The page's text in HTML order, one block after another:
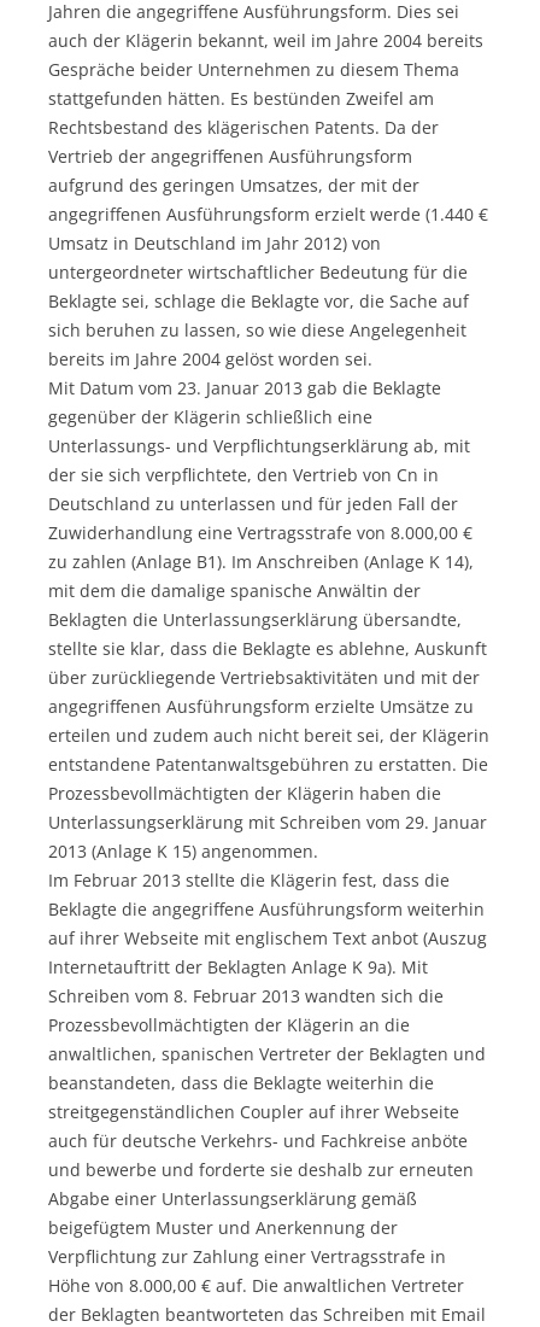
Jahren die angegriffene Ausführungsform. Dies sei
auch der Klägerin bekannt, weil im Jahre 2004 bereits
Gespräche beider Unternehmen zu diesem Thema
stattgefunden hätten. Es bestünden Zweifel am
Rechtsbestand des klägerischen Patents. Da der
Vertrieb der angegriffenen Ausführungsform
aufgrund des geringen Umsatzes, der mit der
angegriffenen Ausführungsform erzielt werde (1.440 €
Umsatz in Deutschland im Jahr 2012) von
untergeordneter wirtschaftlicher Bedeutung für die
Beklagte sei, schlage die Beklagte vor, die Sache auf
sich beruhen zu lassen, so wie diese Angelegenheit
bereits im Jahre 2004 gelöst worden sei.
Mit Datum vom 23. Januar 2013 gab die Beklagte
gegenüber der Klägerin schließlich eine
Unterlassungs- und Verpflichtungserklärung ab, mit
der sie sich verpflichtete, den Vertrieb von Cn in
Deutschland zu unterlassen und für jeden Fall der
Zuwiderhandlung eine Vertragsstrafe von 8.000,00 €
zu zahlen (Anlage B1). Im Anschreiben (Anlage K 14),
mit dem die damalige spanische Anwältin der
Beklagten die Unterlassungserklärung übersandte,
stellte sie klar, dass die Beklagte es ablehne, Auskunft
über zurückliegende Vertriebsaktivitäten und mit der
angegriffenen Ausführungsform erzielte Umsätze zu
erteilen und zudem auch nicht bereit sei, der Klägerin
entstandene Patentanwaltsgebühren zu erstatten. Die
Prozessbevollmächtigten der Klägerin haben die
Unterlassungserklärung mit Schreiben vom 29. Januar
2013 (Anlage K 15) angenommen.
Im Februar 2013 stellte die Klägerin fest, dass die
Beklagte die angegriffene Ausführungsform weiterhin
auf ihrer Webseite mit englischem Text anbot (Auszug
Internetauftritt der Beklagten Anlage K 9a). Mit
Schreiben vom 8. Februar 2013 wandten sich die
Prozessbevollmächtigten der Klägerin an die
anwaltlichen, spanischen Vertreter der Beklagten und
beanstandeten, dass die Beklagte weiterhin die
streitgegenständlichen Coupler auf ihrer Webseite
auch für deutsche Verkehrs- und Fachkreise anböte
und bewerbe und forderte sie deshalb zur erneuten
Abgabe einer Unterlassungserklärung gemäß
beigefügtem Muster und Anerkennung der
Verpflichtung zur Zahlung einer Vertragsstrafe in
Höhe von 8.000,00 € auf. Die anwaltlichen Vertreter
der Beklagten beantworteten das Schreiben mit Email